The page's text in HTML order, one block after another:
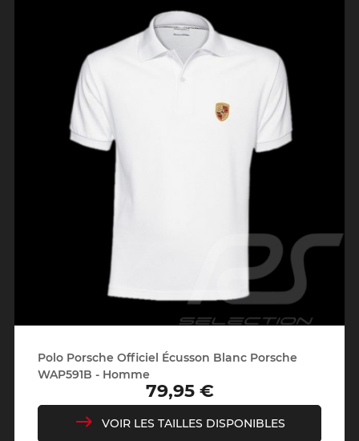
Polo Porsche Officiel Écusson Blanc Porsche
WAP591B - Homme
Prix
79,95 €
VOIR LES TAILLES DISPONIBLES